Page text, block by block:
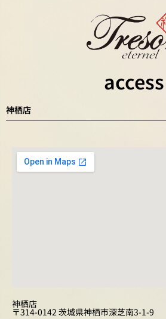
access
神栖店
神栖店
〒314-0142 茨城県神栖市深芝南3-1-9